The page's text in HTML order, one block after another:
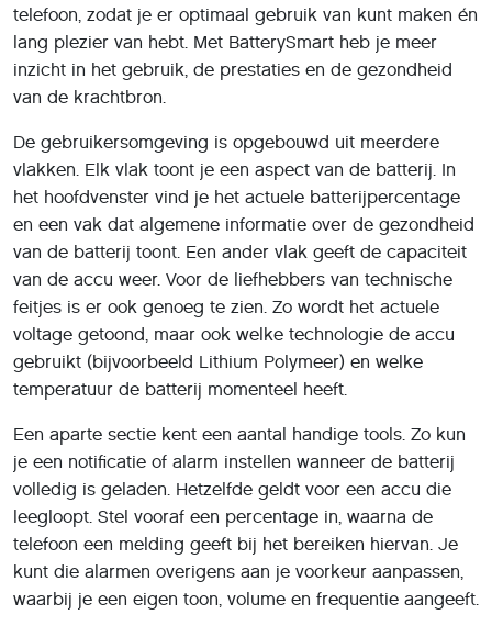
telefoon, zodat je er optimaal gebruik van kunt maken én
lang plezier van hebt. Met BatterySmart heb je meer
inzicht in het gebruik, de prestaties en de gezondheid
van de krachtbron.
De gebruikersomgeving is opgebouwd uit meerdere
vlakken. Elk vlak toont je een aspect van de batterij. In
het hoofdvenster vind je het actuele batterijpercentage
en een vak dat algemene informatie over de gezondheid
van de batterij toont. Een ander vlak geeft de capaciteit
van de accu weer. Voor de liefhebbers van technische
feitjes is er ook genoeg te zien. Zo wordt het actuele
voltage getoond, maar ook welke technologie de accu
gebruikt (bijvoorbeeld Lithium Polymeer) en welke
temperatuur de batterij momenteel heeft.
Een aparte sectie kent een aantal handige tools. Zo kun
je een notificatie of alarm instellen wanneer de batterij
volledig is geladen. Hetzelfde geldt voor een accu die
leegloopt. Stel vooraf een percentage in, waarna de
telefoon een melding geeft bij het bereiken hiervan. Je
kunt die alarmen overigens aan je voorkeur aanpassen,
waarbij je een eigen toon, volume en frequentie aangeeft.